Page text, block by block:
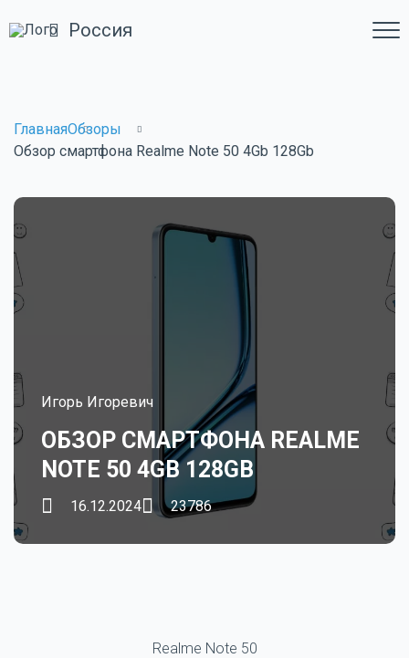
Россия
ГлавнаяОбзоры
Обзор смартфона Realme Note 50 4Gb 128Gb
Игорь Игоревич
ОБЗОР СМАРТФОНА REALME
NOTE 50 4GB 128GB
16.12.2024 23786
Realme Note 50